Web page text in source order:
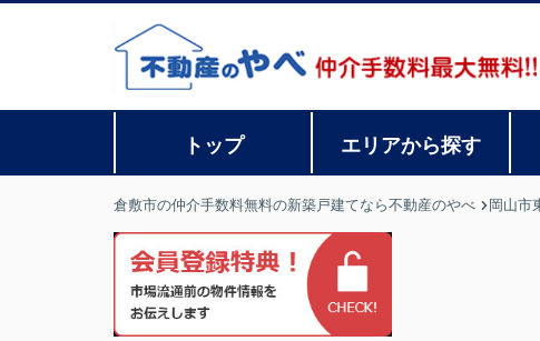
トップ エリアから探す
倉敷市の仲介手数料無料の新築戸建てなら不動産のやべ 岡山市